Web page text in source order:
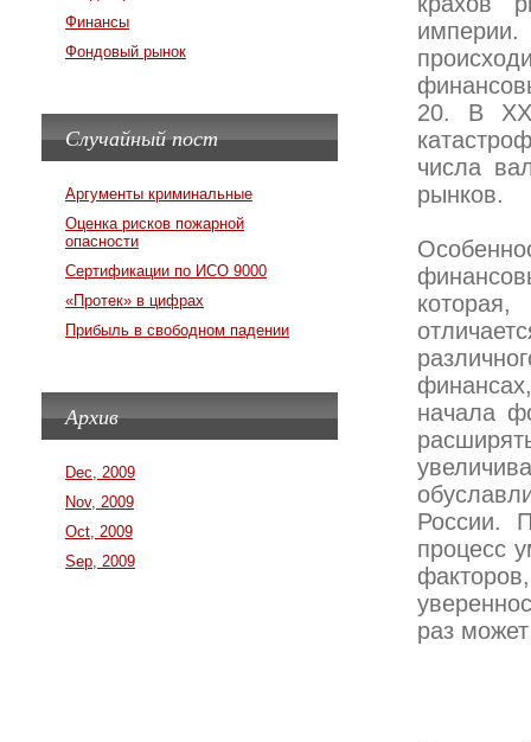
20. В ХХ
числа
рынков.
начала
России.
процесс
раз
Финансы
Фондовый рынок
Случайный пост
Аргументы криминальные
Оценка рисков пожарной
опасности
Сертификации по ИСО 9000
«Протек» в цифрах
Прибыль в свободном падении
Архив
Dec, 2009
Nov, 2009
Oct, 2009
Sep, 2009